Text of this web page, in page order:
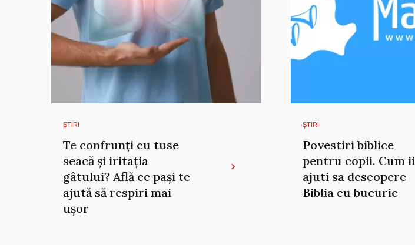
ȘTIRI
Te confrunți cu tuse
seacă și iritația
gâtului? Află ce pași te
ajută să respiri mai
ușor
ȘTIRI
Povestiri biblice
pentru copii. Cum ii
ajuti sa descopere
Biblia cu bucurie